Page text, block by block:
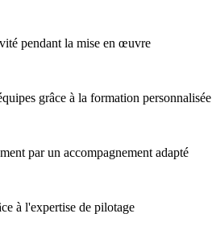
pendant la mise en œuvre
grâce à la formation personnalisée
par un accompagnement adapté
à l'expertise de pilotage